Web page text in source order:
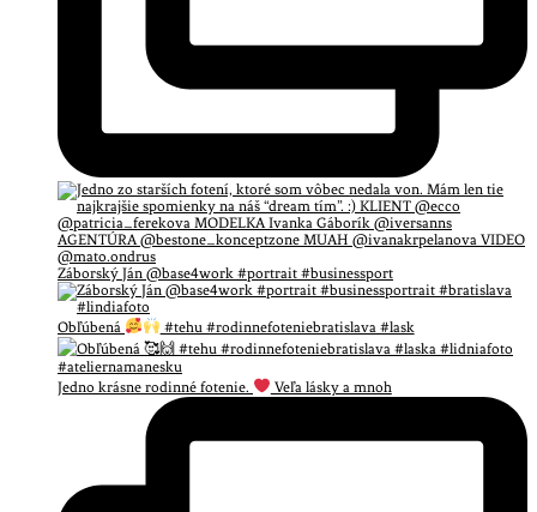
Záborský Ján @base4work #portrait #businessport
Obľúbená #tehu #rodinnefoteniebratislava #lask
Jedno krásne rodinné fotenie. Veľa lásky a mnoh